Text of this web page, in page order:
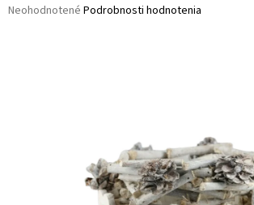
Priemerné
Neohodnotené Podrobnosti hodnotenia